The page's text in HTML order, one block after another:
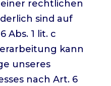
rechtlichen
sind auf
Abs. 1 lit. c
kann
unseres
nach Art. 6